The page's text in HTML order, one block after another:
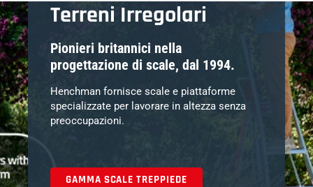
Terreni Irregolari
Pionieri britannici nella
progettazione di scale, dal 1994.
Henchman fornisce scale e piattaforme
specializzate per lavorare in altezza senza
preoccupazioni.
GAMMA SCALE TREPPIEDE